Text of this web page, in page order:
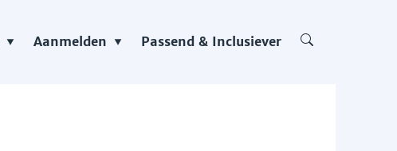
Aanmelden Passend & Inclusiever